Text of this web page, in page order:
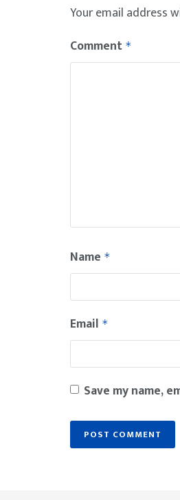
Your email address
Comment *
Name *
Email *
Save my name,